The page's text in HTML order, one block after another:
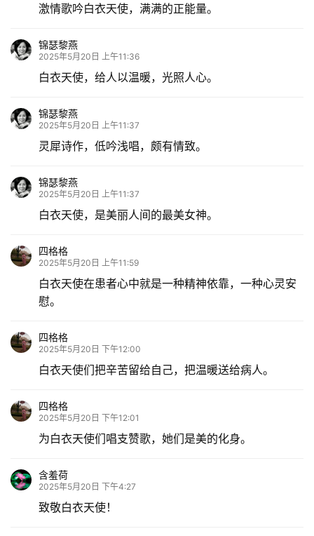
激情歌吟白衣天使，满满的正能量。
锦瑟黎燕
2025年5月20日 上午11:36
白衣天使，给人以温暖，光照人心。
锦瑟黎燕
2025年5月20日 上午11:37
灵犀诗作，低吟浅唱，颇有情致。
锦瑟黎燕
2025年5月20日 上午11:37
白衣天使，是美丽人间的最美女神。
四格格
2025年5月20日 上午11:59
白衣天使在患者心中就是一种精神依靠，一种心灵安
慰。
四格格
2025年5月20日 下午12:00
白衣天使们把辛苦留给自己，把温暖送给病人。
四格格
2025年5月20日 下午12:01
为白衣天使们唱支赞歌，她们是美的化身。
含羞荷
2025年5月20日 下午4:27
致敬白衣天使！